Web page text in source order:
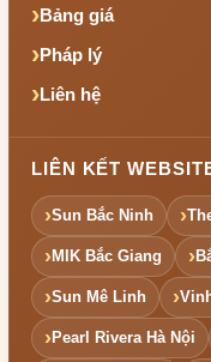
Bảng giá
Pháp lý
Liên hệ
LIÊN KẾT
Sun Bắc Ninh
MIK Bắc Giang
Sun Mê Linh
Pearl Rivera Hà Nội